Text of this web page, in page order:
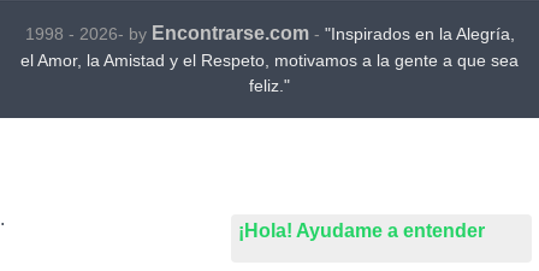
¡Hola! Ayudame a entender
1998 - 2026- by Encontrarse.com- "Inspirados en la Alegría,
el Amor, la Amistad y el Respeto, motivamos a la gente a que sea
feliz."
.